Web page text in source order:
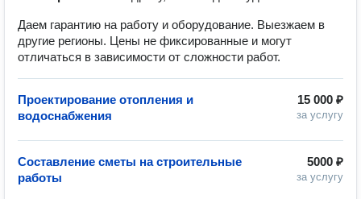
Даем гарантию на работу и оборудование. Выезжаем в
другие регионы. Цены не фиксированные и могут
отличаться в зависимости от сложности работ.
15 000 ₽
за услугу
Проектирование отопления и
водоснабжения
5000 ₽
за услугу
Составление сметы на строительные
работы